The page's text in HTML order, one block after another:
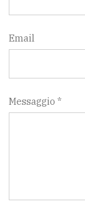
Email
Messaggio *